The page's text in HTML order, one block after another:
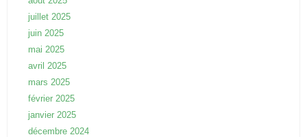
juillet 2025
juin 2025
mai 2025
avril 2025
mars 2025
février 2025
janvier 2025
décembre 2024